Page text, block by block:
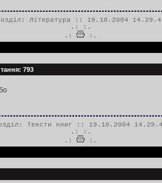
Література :: 19.10.2004
.:
:.
.:
:.
793
Тексти книг :: 19.10.2004
.:
:.
.:
:.